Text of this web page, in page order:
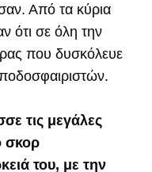
Από τα κύρια
ότι σε όλη την
που δυσκόλευε
τις μεγάλες
σκορ
του, με την